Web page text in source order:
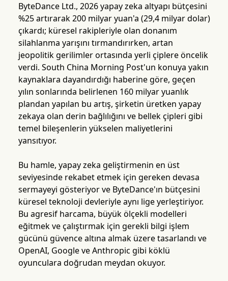
ByteDance Ltd., 2026 yapay zeka altyapı bütçesini
%25 artırarak 200 milyar yuan'a (29,4 milyar dolar)
çıkardı; küresel rakipleriyle olan donanım
silahlanma yarışını tırmandırırken, artan
jeopolitik gerilimler ortasında yerli çiplere öncelik
verdi. South China Morning Post'un konuya yakın
kaynaklara dayandırdığı haberine göre, geçen
yılın sonlarında belirlenen 160 milyar yuanlık
plandan yapılan bu artış, şirketin üretken yapay
zekaya olan derin bağlılığını ve bellek çipleri gibi
temel bileşenlerin yükselen maliyetlerini
yansıtıyor.
Bu hamle, yapay zeka geliştirmenin en üst
seviyesinde rekabet etmek için gereken devasa
sermayeyi gösteriyor ve ByteDance'ın bütçesini
küresel teknoloji devleriyle aynı lige yerleştiriyor.
Bu agresif harcama, büyük ölçekli modelleri
eğitmek ve çalıştırmak için gerekli bilgi işlem
gücünü güvence altına almak üzere tasarlandı ve
OpenAI, Google ve Anthropic gibi köklü
oyunculara doğrudan meydan okuyor.